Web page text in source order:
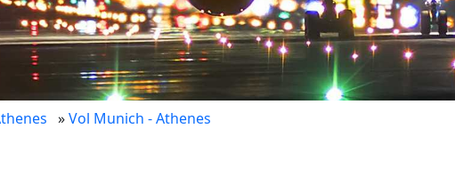
»Vol Munich - Athenes